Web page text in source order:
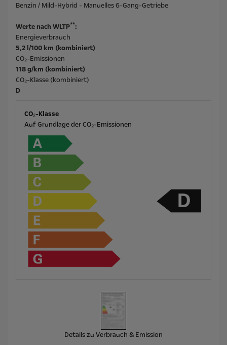
Benzin / Mild-Hybrid - Manuelles 6-Gang-Getriebe
Werte nach WLTP**:
Energieverbrauch
5,2 l/100 km (kombiniert)
CO₂-Emissionen
118 g/km (kombiniert)
CO₂-Klasse (kombiniert)
D
CO₂-Klasse
Auf Grundlage der CO₂-Emissionen
Details zu Verbrauch & Emission